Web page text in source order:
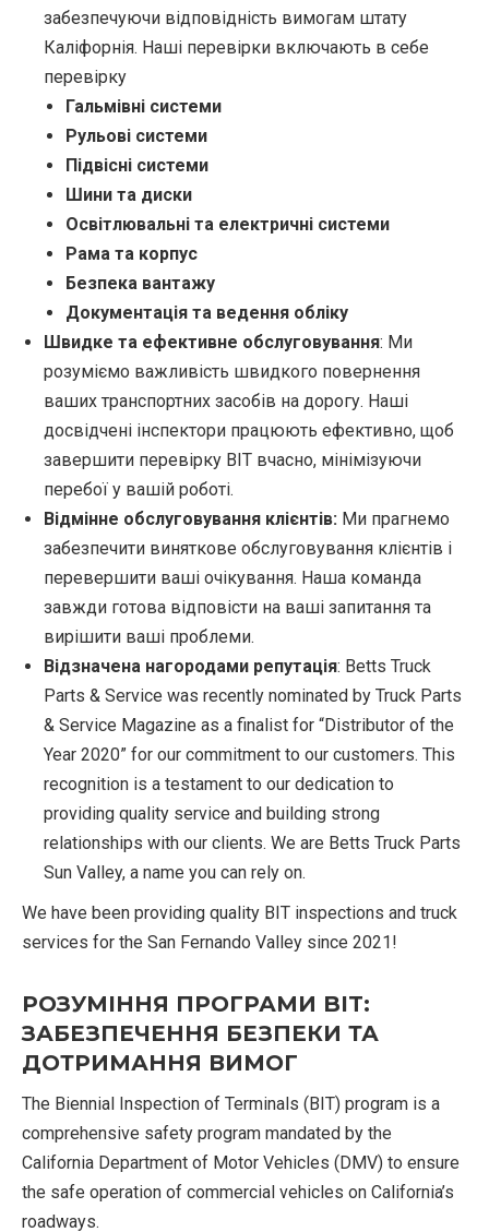
забезпечуючи відповідність вимогам штату
Каліфорнія. Наші перевірки включають в себе
перевірку
Гальмівні системи
Рульові системи
Підвісні системи
Шини та диски
Освітлювальні та електричні системи
Рама та корпус
Безпека вантажу
Документація та ведення обліку
Швидке та ефективне обслуговування: Ми
розуміємо важливість швидкого повернення
ваших транспортних засобів на дорогу. Наші
досвідчені інспектори працюють ефективно, щоб
завершити перевірку BIT вчасно, мінімізуючи
перебої у вашій роботі.
Відмінне обслуговування клієнтів: Ми прагнемо
забезпечити виняткове обслуговування клієнтів і
перевершити ваші очікування. Наша команда
завжди готова відповісти на ваші запитання та
вирішити ваші проблеми.
Відзначена нагородами репутація: Betts Truck
Parts & Service was recently nominated by Truck Parts
& Service Magazine as a finalist for “Distributor of the
Year 2020” for our commitment to our customers. This
recognition is a testament to our dedication to
providing quality service and building strong
relationships with our clients. We are Betts Truck Parts
Sun Valley, a name you can rely on.
We have been providing quality BIT inspections and truck
services for the San Fernando Valley since 2021!
РОЗУМІННЯ ПРОГРАМИ BIT:
ЗАБЕЗПЕЧЕННЯ БЕЗПЕКИ ТА
ДОТРИМАННЯ ВИМОГ
The Biennial Inspection of Terminals (BIT) program is a
comprehensive safety program mandated by the
California Department of Motor Vehicles (DMV) to ensure
the safe operation of commercial vehicles on California’s
roadways.